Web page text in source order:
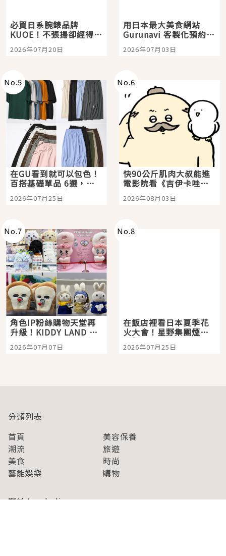
必買日系腕錶品牌
KUOE！不張揚卻經得起
時間洗鍊的經典之作五
選
2026年07月20日
用日本最大美食網站
Gurunavi 客製化預約九
大都市餐廳，打造專屬
美食體驗！
2026年07月03日
No.5
在GU看到就可以包色！
百搭基礎單品 6選，閉
眼全收也不心疼
2026年07月25日
No.6
快90公斤肌肉大叔能進
電影院看《吉伊卡哇》
嗎？日本重金屬樂團
「打首」會長與nagano
2026年08月03日
No.7
角色IP粉絲購物天堂再
升級！KIDDY LAND 原
宿店吉伊卡哇迎客，新
開幕 OMOKADO 店3分
2026年07月07日
No.8
在飯店裡看日本夏季花
火大會！星野集團煙火
景觀飯店6選，讓你不用
人擠人悠閒欣賞
2026年07月25日
分類列表
首頁
美容保養
潮流
旅遊
美食
時尚
藝能娛樂
購物
關於Japaholic